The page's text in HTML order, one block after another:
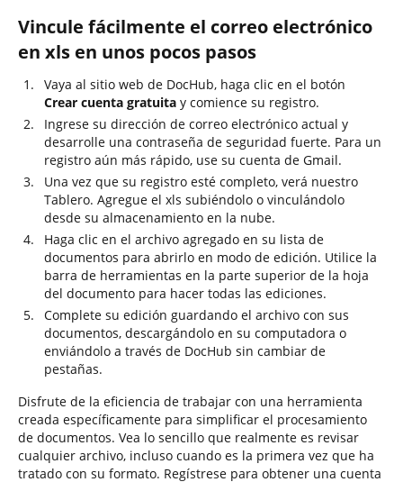
Vincule fácilmente el correo electrónico
en xls en unos pocos pasos
Vaya al sitio web de DocHub, haga clic en el botón
Crear cuenta gratuita y comience su registro.
Ingrese su dirección de correo electrónico actual y
desarrolle una contraseña de seguridad fuerte. Para un
registro aún más rápido, use su cuenta de Gmail.
Una vez que su registro esté completo, verá nuestro
Tablero. Agregue el xls subiéndolo o vinculándolo
desde su almacenamiento en la nube.
Haga clic en el archivo agregado en su lista de
documentos para abrirlo en modo de edición. Utilice la
barra de herramientas en la parte superior de la hoja
del documento para hacer todas las ediciones.
Complete su edición guardando el archivo con sus
documentos, descargándolo en su computadora o
enviándolo a través de DocHub sin cambiar de
pestañas.
Disfrute de la eficiencia de trabajar con una herramienta
creada específicamente para simplificar el procesamiento
de documentos. Vea lo sencillo que realmente es revisar
cualquier archivo, incluso cuando es la primera vez que ha
tratado con su formato. Regístrese para obtener una cuenta